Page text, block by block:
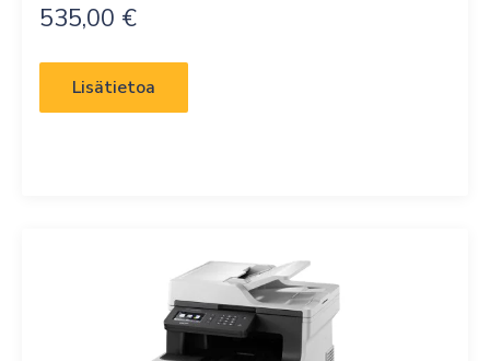
535,00 €
Lisätietoa